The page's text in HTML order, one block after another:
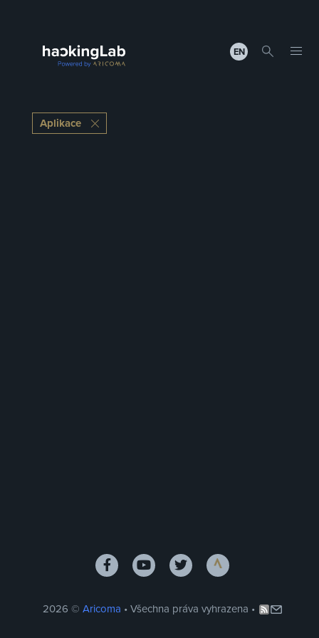
EN
Aplikace
2026 © Aricoma • Všechna práva vyhrazena •